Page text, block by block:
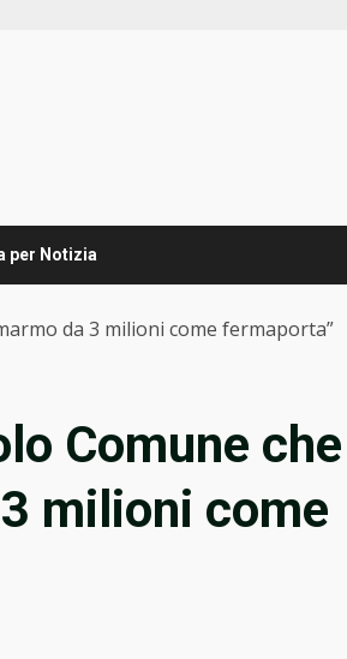
per Notizia
da 3 milioni come fermaporta”
Comune che
milioni come